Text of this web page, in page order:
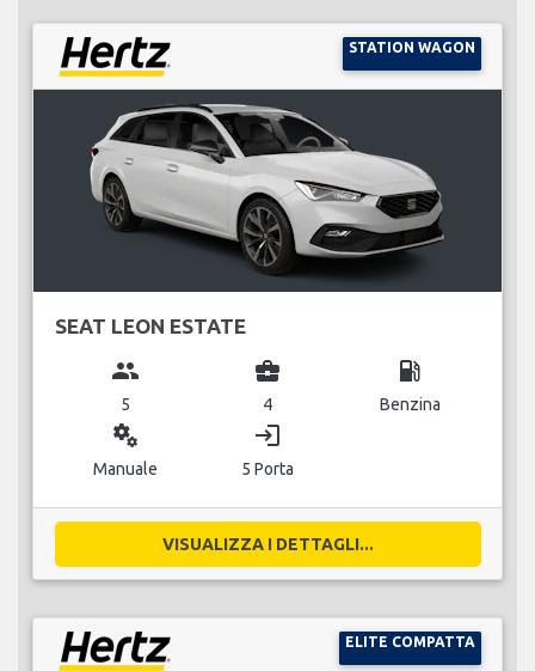
STATION WAGON
SEAT LEON ESTATE
group
5
business_center
4
local_gas_station
Benzina
miscellaneous_services
Manuale
login
5 Porta
VISUALIZZA I DETTAGLI...
ELITE COMPATTA